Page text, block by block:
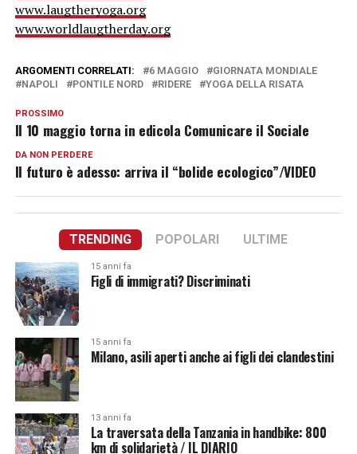
www.laugtheryoga.org
www.worldlaugtherday.org
ARGOMENTI CORRELATI: 6 MAGGIO
GIORNATA MONDIALE
NAPOLI
PONTILE NORD RIDERE YOGA DELLA RISATA
PROSSIMO
Il 10 maggio torna in edicola Comunicare il Sociale
DA NON PERDERE
Il futuro è adesso: arriva il “bolide ecologico”/VIDEO
TRENDING POPOLARI ULTIME
15 anni fa
Figli di immigrati? Discriminati
15 anni fa
Milano, asili aperti anche ai figli dei clandestini
13 anni fa
La traversata della Tanzania in handbike: 800
km di solidarietà / IL DIARIO